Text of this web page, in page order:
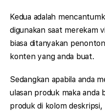
Kedua adalah
digunakan saat merekam
biasa ditanyakan
konten yang anda buat.
Sedangkan apabila anda
ulasan produk maka anda
produk di kolom